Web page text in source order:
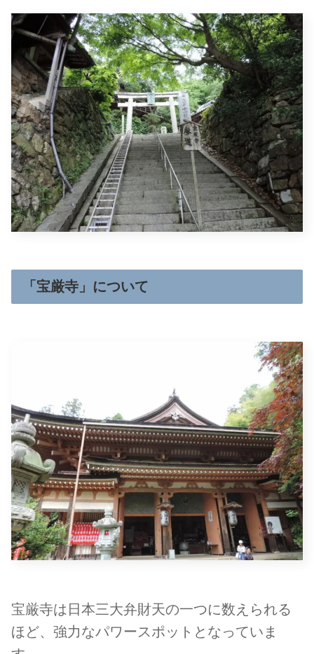
「宝厳寺」について
宝厳寺は日本三大弁財天の一つに数えられる
ほど、強力なパワースポットとなっていま